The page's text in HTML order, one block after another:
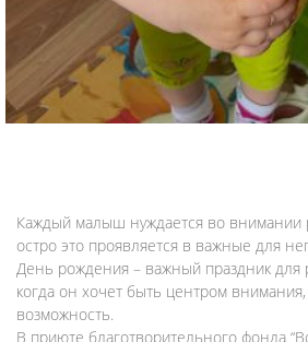
Каждый малыш нуждается во внимании
остро это проявляется в важные для
День рождения – важный праздник для
когда он хочет быть центром
возможность.
В приюте благотворительного фонда